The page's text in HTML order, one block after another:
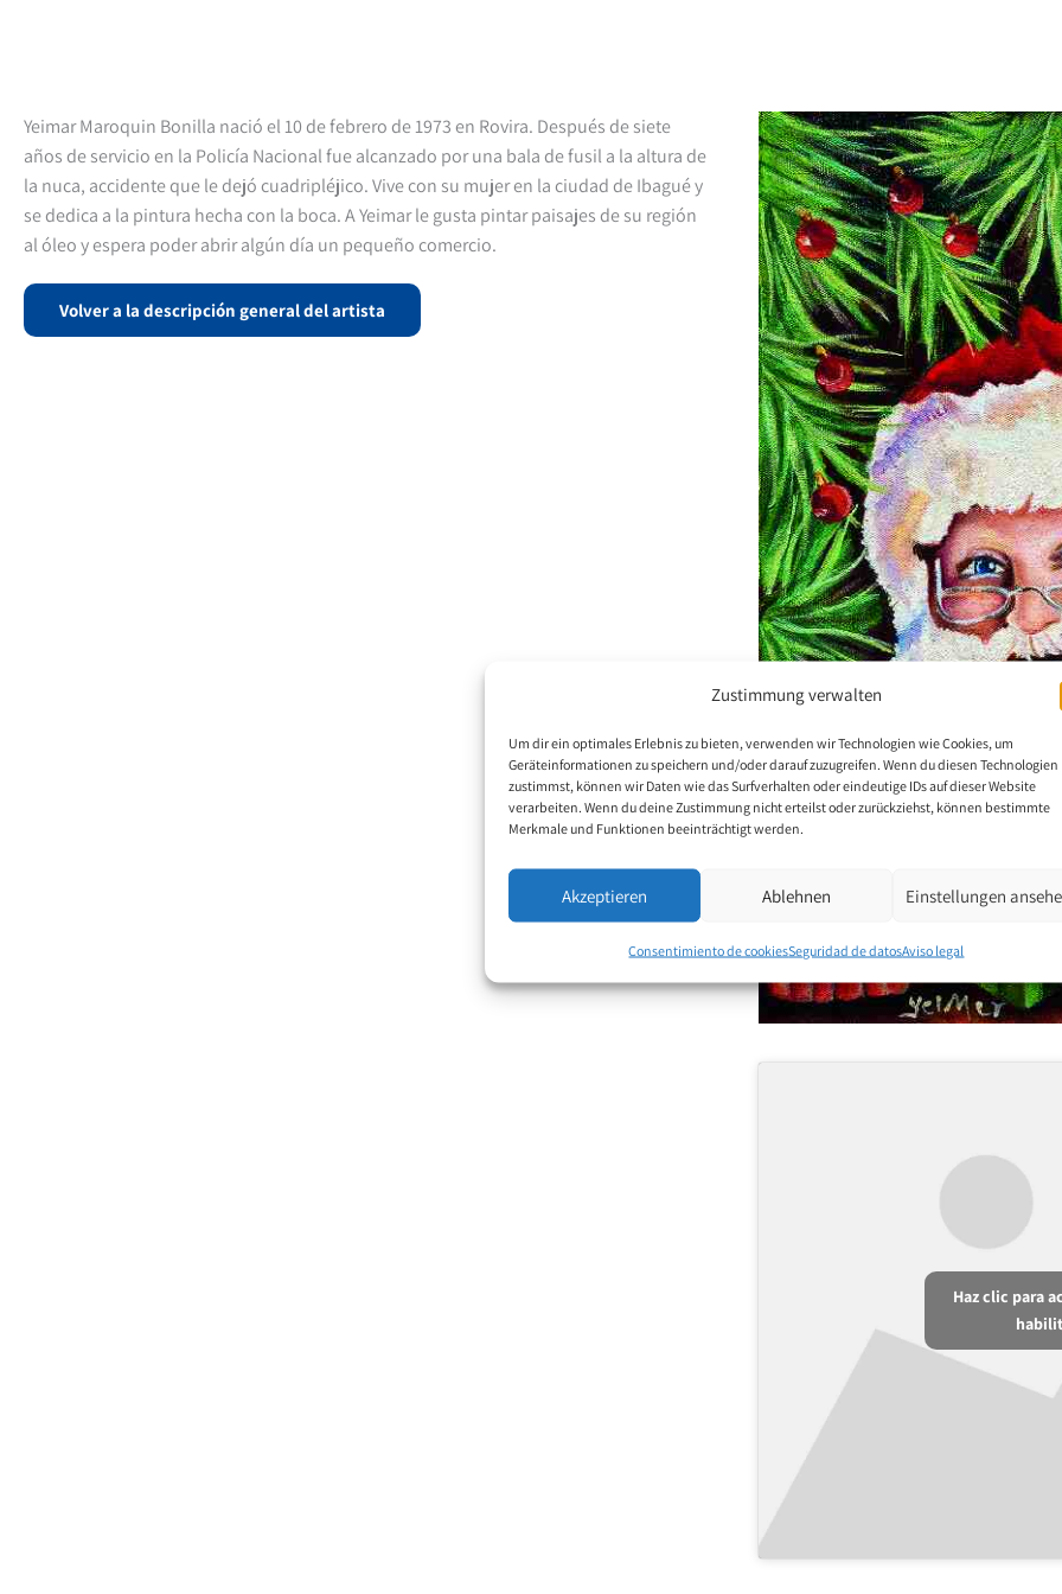
Zustimmung verwalten
Um dir ein optimales Erlebnis zu bieten, verwenden wir Technologien wie Cookies, um
Geräteinformationen zu speichern und/oder darauf zuzugreifen. Wenn du diesen Technologien
zustimmst, können wir Daten wie das Surfverhalten oder eindeutige IDs auf dieser Website
verarbeiten. Wenn du deine Zustimmung nicht erteilst oder zurückziehst, können bestimmte
Merkmale und Funktionen beeinträchtigt werden.
Akzeptieren Ablehnen Einstellungen
Consentimiento de cookiesSeguridad de datosAviso legal
Yeimar Maroquin Bonilla nació el 10 de febrero de 1973 en Rovira. Después de siete
años de servicio en la Policía Nacional fue alcanzado por una bala de fusil a la altura de
la nuca, accidente que le dejó cuadripléjico. Vive con su mujer en la ciudad de Ibagué y
se dedica a la pintura hecha con la boca. A Yeimar le gusta pintar paisajes de su región
al óleo y espera poder abrir algún día un pequeño comercio.
Volver a la descripción general del artista
Haz clic para